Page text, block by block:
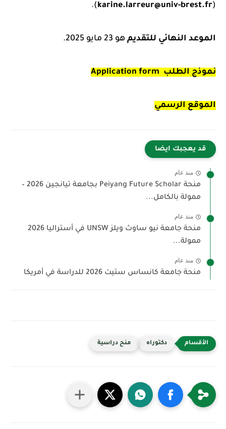
(
karine.larreur@univ-brest.fr
).
الموعد النهائي للتقديم هو 23 مايو 2025.
نموذج الطلب Application form
الموقع الرسمي
قد يعجبك ايضا
منذ عام
منحة Peiyang Future Scholar بجامعة تيانجين 2026 –
ممولة بالكامل...
منذ عام
منحة جامعة نيو ساوث ويلز UNSW في أستراليا 2026
ممولة...
منذ عام
منحة جامعة كانساس ستيت 2026 للدراسة في أمريكا
دكتوراه منح دراسية